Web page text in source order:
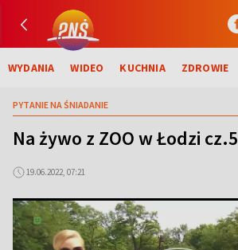
WYDANIA WIDEO KUCHNIA ZDROWIE
PYTANIE NA ŚNIADANIE
Na żywo z ZOO w Łodzi cz.5
19.06.2022, 07:21